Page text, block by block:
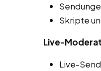
Skripte
Live-
Live-